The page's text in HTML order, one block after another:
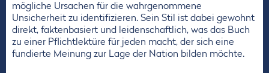
mögliche Ursachen für die wahrgenommene
Unsicherheit zu identifizieren. Sein Stil ist dabei gewohnt
direkt, faktenbasiert und leidenschaftlich, was das Buch
zu einer Pflichtlektüre für jeden macht, der sich eine
fundierte Meinung zur Lage der Nation bilden möchte.